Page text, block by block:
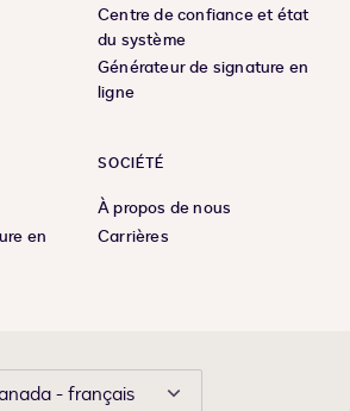
Centre de confiance et état
du système
Générateur de signature en
ligne
en
SOCIÉTÉ
À propos de nous
Carrières
- français